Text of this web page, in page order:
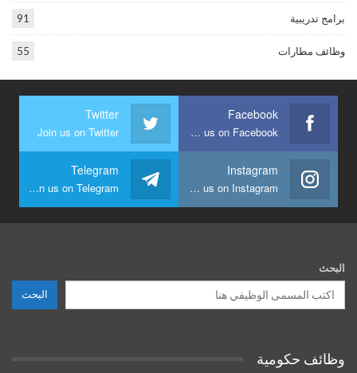
برامج تدريبية 91
وظائف مطارات 55
Facebook
Join us on Facebook
Twitter
Join us on Twitter
Instagram
Join us on Instagram
Telegram
Join us on Telegram
البحث
البحث
وظائف حكومية